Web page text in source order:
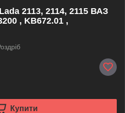
2113, 2114, 2115 ВАЗ
, KB672.01 ,
Купити